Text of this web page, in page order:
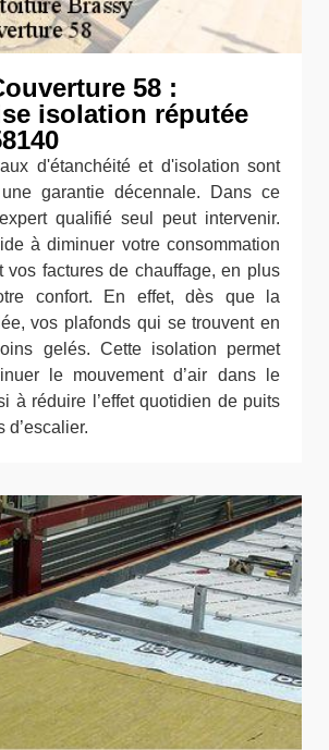
58 :
isolation réputée
d'étanchéité et d'isolation sont
garantie décennale. Dans ce
qualifié seul peut intervenir.
à diminuer votre consommation
vos factures de chauffage, en plus
confort. En effet, dès que la
vos plafonds qui se trouvent en
gelés. Cette isolation permet
le mouvement d’air dans le
à réduire l’effet quotidien de puits
d’escalier.